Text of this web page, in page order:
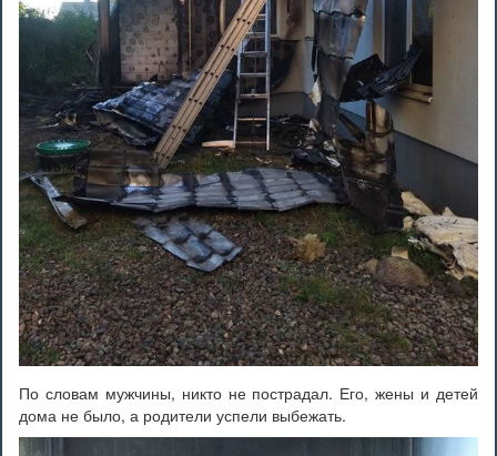
По словам мужчины, никто не пострадал. Его, жены и детей
дома не было, а родители успели выбежать.